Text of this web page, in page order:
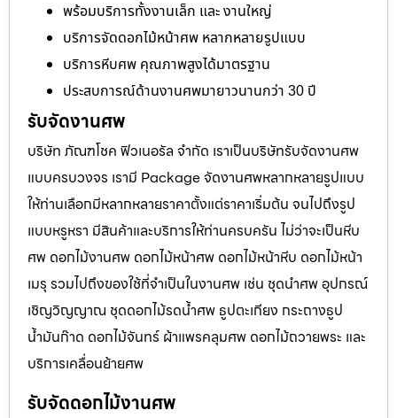
พร้อมบริการทั้งงานเล็ก และ งานใหญ่
บริการจัดดอกไม้หน้าศพ หลากหลายรูปแบบ
บริการหีบศพ คุณภาพสูงได้มาตรฐาน
ประสบการณ์ด้านงานศพมายาวนานกว่า 30 ปี
รับจัดงานศพ
บริษัท ภัณฑโชค ฟิวเนอรัล จำกัด เราเป็นบริษัทรับจัดงานศพ
แบบครบวงจร เรามี Package จัดงานศพหลากหลายรูปแบบ
ให้ท่านเลือกมีหลากหลายราคาตั้งแต่ราคาเริ่มต้น จนไปถึงรูป
แบบหรูหรา มีสินค้าและบริการให้ท่านครบครัน ไม่ว่าจะเป็นหีบ
ศพ ดอกไม้งานศพ ดอกไม้หน้าศพ ดอกไม้หน้าหีบ ดอกไม้หน้า
เมรุ รวมไปถึงของใช้ที่จำเป็นในงานศพ เช่น ชุดนำศพ อุปกรณ์
เชิญวิญญาณ ชุดดอกไม้รดน้ำศพ ธูปตะเกียง กระถางธูป
น้ำมันก๊าด ดอกไม้จันทร์ ผ้าแพรคลุมศพ ดอกไม้ถวายพระ และ
บริการเคลื่อนย้ายศพ
รับจัดดอกไม้งานศพ